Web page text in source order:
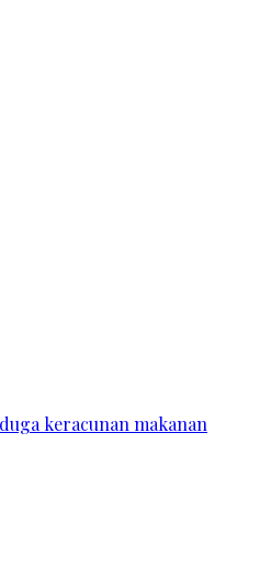
keracunan makanan